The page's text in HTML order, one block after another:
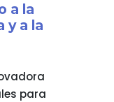
a la
y a la
para